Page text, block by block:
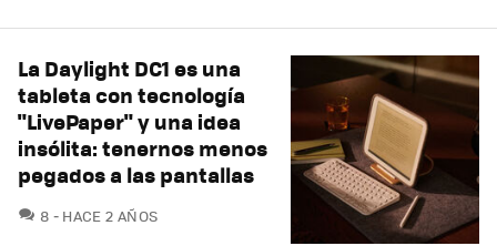
La Daylight DC1 es una
tableta con tecnología
"LivePaper" y una idea
insólita: tenernos menos
pegados a las pantallas
8 COMENTARIOS
HACE 2 AÑOS